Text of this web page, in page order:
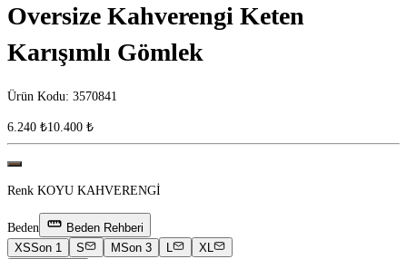
Oversize Kahverengi Keten
Karışımlı Gömlek
Ürün Kodu: 3570841
6.240 ₺10.400 ₺
Renk KOYU KAHVERENGİ
Beden
Beden Rehberi
XSSon 1 S MSon 3 L XL